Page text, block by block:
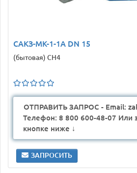
САКЗ-МК-1-1А DN 15
(бытовая) CH4
ОТПРАВИТЬ ЗАПРОС - Email:
Телефон: 8 800 600-48-07 Или
кнопке ниже ↓
ЗАПРОСИТЬ